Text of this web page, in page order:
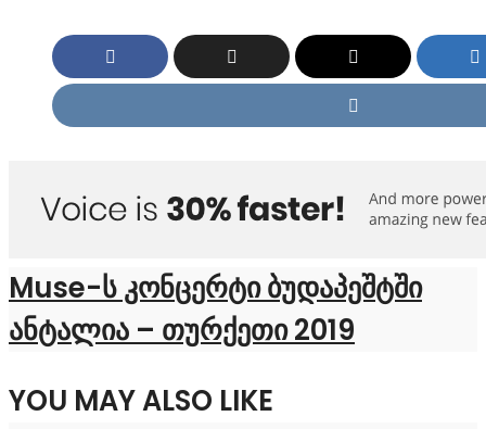
Muse-ს კონცერტი ბუდაპეშტში
ანტალია – თურქეთი 2019
YOU MAY ALSO LIKE